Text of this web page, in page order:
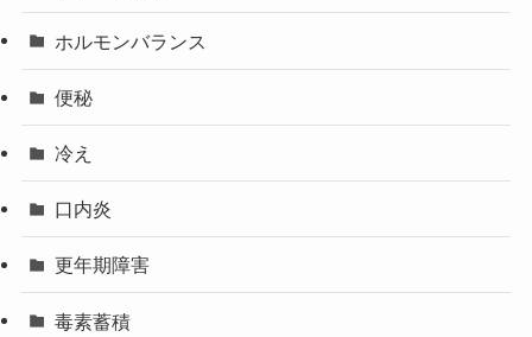
ホルモンバランス
便秘
冷え
口内炎
更年期障害
毒素蓄積